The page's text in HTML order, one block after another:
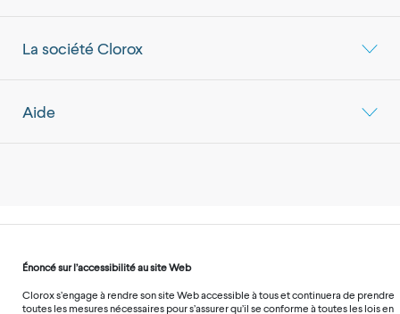
La société Clorox
Aide
Énoncé sur l’accessibilité au site Web
Clorox s’engage à rendre son site Web accessible à tous et continuera de prendre
toutes les mesures nécessaires pour s’assurer qu’il se conforme à toutes les lois en